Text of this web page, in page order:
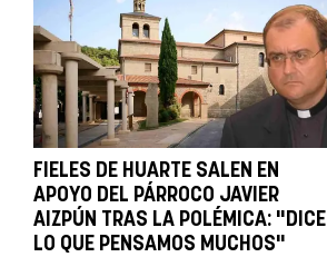
FIELES DE HUARTE SALEN EN
APOYO DEL PÁRROCO JAVIER
AIZPÚN TRAS LA POLÉMICA: "DICE
LO QUE PENSAMOS MUCHOS"